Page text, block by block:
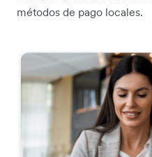
métodos de pago locales.